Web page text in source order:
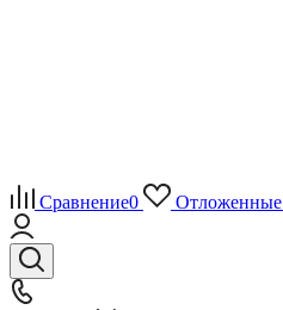
Сравнение0 Отложенные